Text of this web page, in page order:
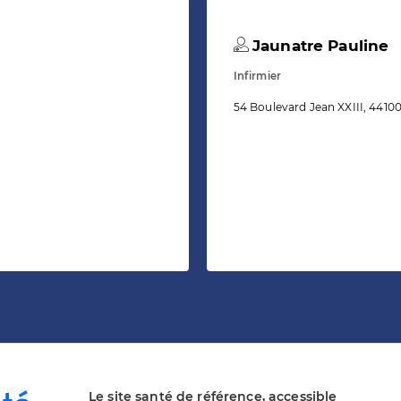
Jaunatre Pauline
Infirmier
54 Boulevard Jean XXIII,
Le site santé de référence, accessible